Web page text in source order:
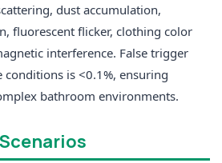
dust accumulation,
fluorescent flicker, clothing color
interference. False trigger
is <0.1%, ensuring
bathroom environments.